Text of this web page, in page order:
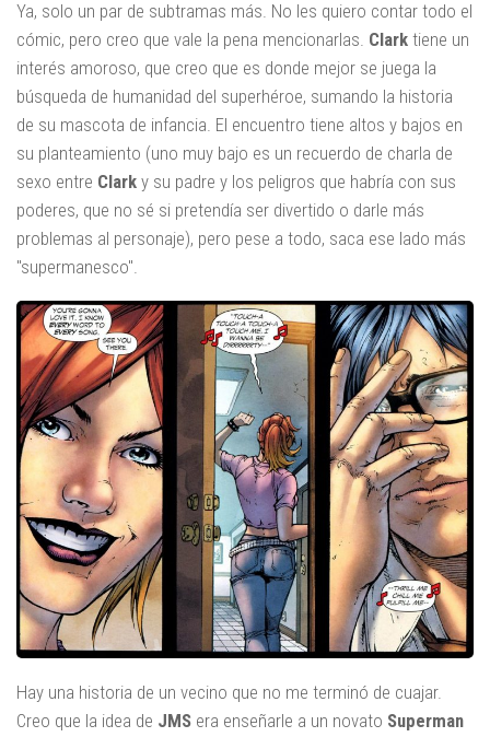
Ya, solo un par de subtramas más. No les quiero contar todo el
cómic, pero creo que vale la pena mencionarlas. Clark tiene un
interés amoroso, que creo que es donde mejor se juega la
búsqueda de humanidad del superhéroe, sumando la historia
de su mascota de infancia. El encuentro tiene altos y bajos en
su planteamiento (uno muy bajo es un recuerdo de charla de
sexo entre Clark y su padre y los peligros que habría con sus
poderes, que no sé si pretendía ser divertido o darle más
problemas al personaje), pero pese a todo, saca ese lado más
"supermanesco".
Hay una historia de un vecino que no me terminó de cuajar.
Creo que la idea de JMS era enseñarle a un novato Superman